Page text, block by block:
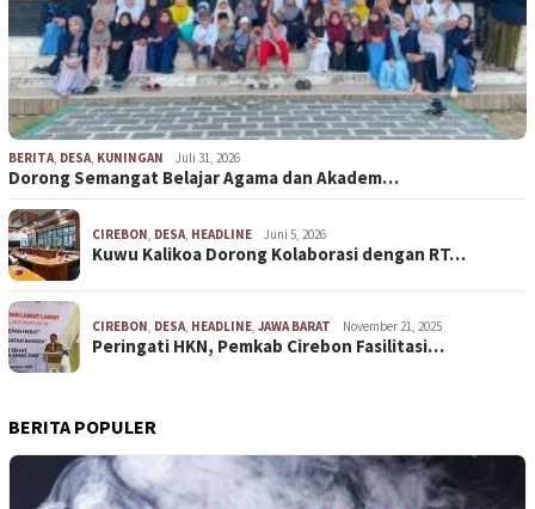
BERITA DESA KUNINGAN Juli 31, 2026
Dorong Semangat Belajar Agama dan Akadem…
CIREBON DESA HEADLINE Juni 5, 2026
Kuwu Kalikoa Dorong Kolaborasi dengan RT…
CIREBON DESA HEADLINE JAWA BARAT November 21, 2025
Peringati HKN, Pemkab Cirebon Fasilitasi…
BERITA POPULER